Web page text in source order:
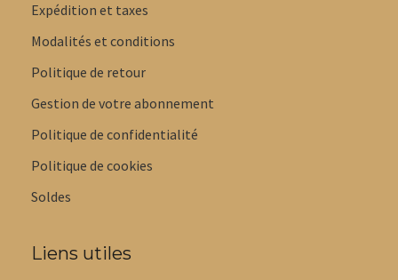
Expédition et taxes
Modalités et conditions
Politique de retour
Gestion de votre abonnement
Politique de confidentialité
Politique de cookies
Soldes
Liens utiles